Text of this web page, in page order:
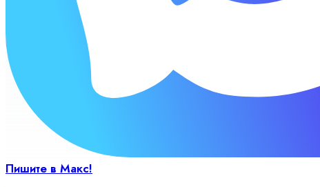
Пишите в Макс!